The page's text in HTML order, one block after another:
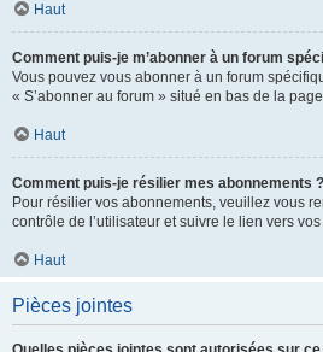
Haut
Comment puis-je m’abonner à un forum
Vous pouvez vous abonner à un forum
« S’abonner au forum » situé en bas de la
Haut
Comment puis-je résilier mes abonnements ?
Pour résilier vos abonnements, veuillez vous
contrôle de l’utilisateur et suivre le lien vers
Haut
Pièces jointes